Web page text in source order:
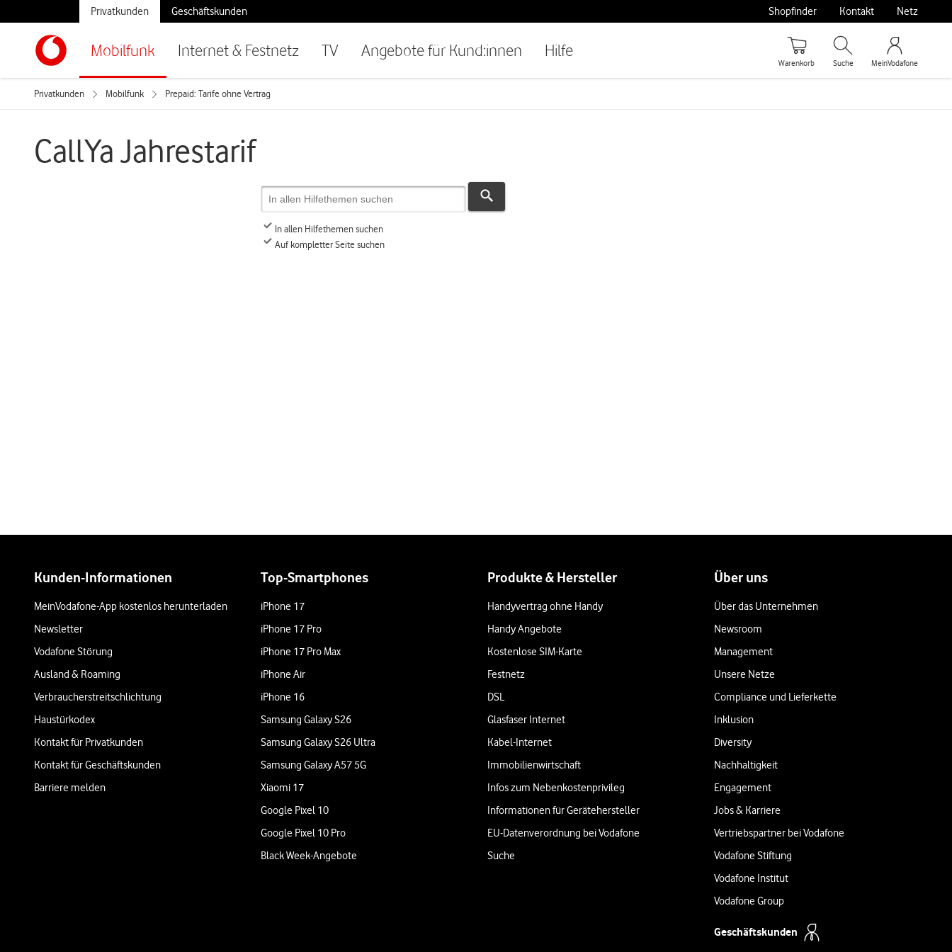
Mobilfunk Internet & Festnetz TV Angebote für Kund:innen Hilfe
Privatkunden Geschäftskunden Shopfinder Kontakt Netz
Warenkorb Suche MeinVodafone
Privatkunden Mobilfunk Prepaid: Tarife ohne Vertrag
CallYa Jahrestarif
In allen Hilfethemen suchen
Auf kompletter Seite suchen
Kunden-Informationen
MeinVodafone-App kostenlos herunterladen
Newsletter
Vodafone Störung
Ausland & Roaming
Verbraucherstreitschlichtung
Haustürkodex
Kontakt für Privatkunden
Kontakt für Geschäftskunden
Barriere melden
Top-Smartphones
iPhone 17
iPhone 17 Pro
iPhone 17 Pro Max
iPhone Air
iPhone 16
Samsung Galaxy S26
Samsung Galaxy S26 Ultra
Samsung Galaxy A57 5G
Xiaomi 17
Google Pixel 10
Google Pixel 10 Pro
Black Week-Angebote
Produkte & Hersteller
Handyvertrag ohne Handy
Handy Angebote
Kostenlose SIM-Karte
Festnetz
DSL
Glasfaser Internet
Kabel-Internet
Immobilienwirtschaft
Infos zum Nebenkostenprivileg
Informationen für Gerätehersteller
EU-Datenverordnung bei Vodafone
Suche
Über uns
Über das Unternehmen
Newsroom
Management
Unsere Netze
Compliance und Lieferkette
Inklusion
Diversity
Nachhaltigkeit
Engagement
Jobs & Karriere
Vertriebspartner bei Vodafone
Vodafone Stiftung
Vodafone Institut
Vodafone Group
Geschäftskunden